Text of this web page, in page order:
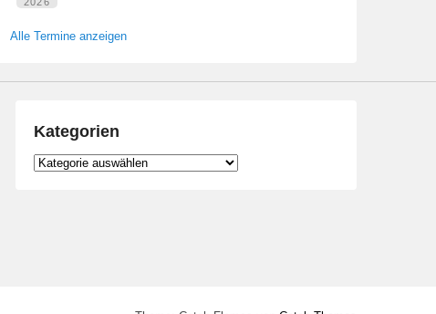
Alle Termine anzeigen
Kategorien
Kategorien